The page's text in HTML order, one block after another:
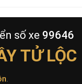
số xe 99646
TỬ LỘC
.